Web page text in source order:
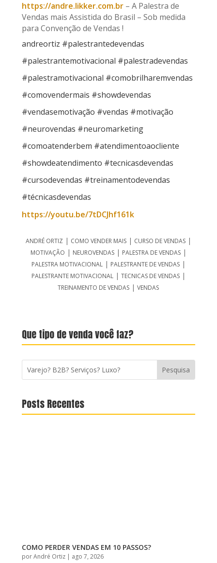
https://andre.likker.com.br– A Palestra de
Vendas mais Assistida do Brasil – Sob medida
para Convenção de Vendas !
andreortiz #palestrantedevendas
#palestrantemotivacional #palestradevendas
#palestramotivacional #comobrilharemvendas
#comovendermais #showdevendas
#vendasemotivação #vendas #motivação
#neurovendas #neuromarketing
#comoatenderbem #atendimentoaocliente
#showdeatendimento #tecnicasdevendas
#cursodevendas #treinamentodevendas
#técnicasdevendas
https://youtu.be/7tDCJhf161k
ANDRÉ ORTIZ | COMO VENDER MAIS| CURSO DE VENDAS|
MOTIVAÇÃO | NEUROVENDAS| PALESTRA DE VENDAS|
PALESTRA MOTIVACIONAL| PALESTRANTE DE VENDAS|
PALESTRANTE MOTIVACIONAL| TECNICAS DE VENDAS|
TREINAMENTO DE VENDAS |VENDAS
Que tipo de venda você faz?
Posts Recentes
COMO PERDER VENDAS EM 10 PASSOS?
porAndré Ortiz| ago 7, 2026